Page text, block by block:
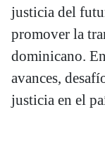
justicia del
promover la
dominicano.
avances,
justicia en el